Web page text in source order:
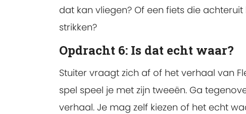
dat kan vliegen? Of een fiets die
strikken?
Opdracht 6: Is dat echt waar?
Stuiter vraagt zich af of het verhaal van
spel speel je met zijn tweeën. Ga
verhaal. Je mag zelf kiezen of het echt